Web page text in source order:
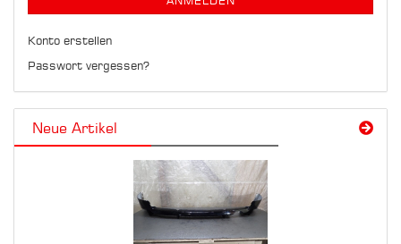
Konto erstellen
Passwort vergessen?
Neue Artikel